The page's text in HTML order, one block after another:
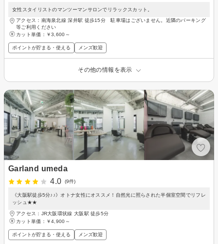
女性スタイリストのマンツーマンサロンでリラックスカット。
アクセス：南海泉北線 深井駅 徒歩15分 駐車場はございません。近隣のパーキング
等ご利用ください
カット単価： ￥3,600～
ポイントが貯まる・使える メンズ歓迎
その他の情報を表示
Garland umeda
4.0
(9件)
《大阪駅徒歩5分♪♪》オトナ女性にオススメ！自然光に照らされた半個室空間でリフレ
ッシュ★★
アクセス：JR大阪環状線 大阪駅 徒歩5分
カット単価： ￥4,900～
ポイントが貯まる・使える メンズ歓迎